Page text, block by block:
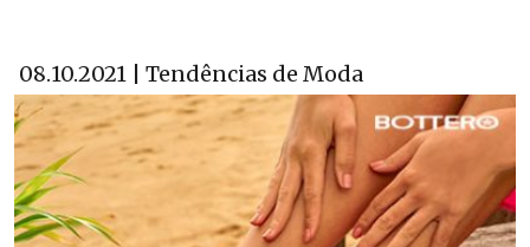
08.10.2021 | Tendências de Moda